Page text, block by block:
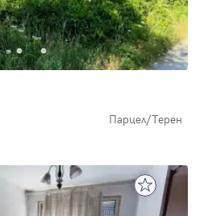
Парцел/Терен